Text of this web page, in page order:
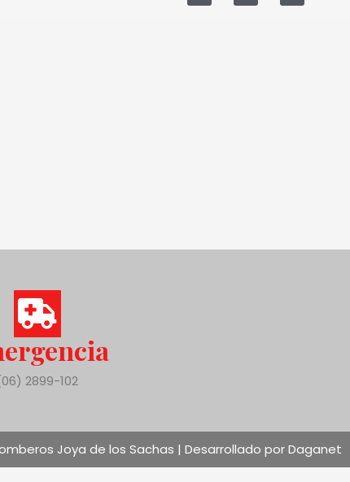
2899-102
Joya de los Sachas | Desarrollado por Daganet